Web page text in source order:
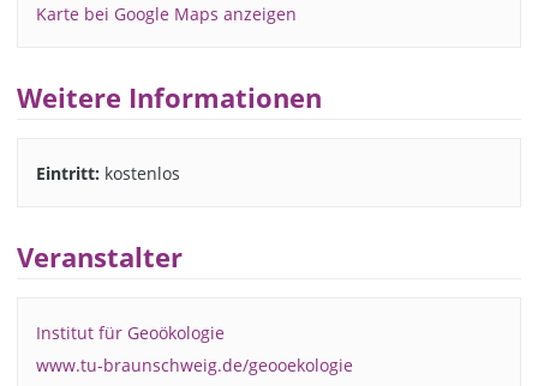
Karte bei Google Maps anzeigen
Weitere Informationen
Eintritt: kostenlos
Veranstalter
Institut für Geoökologie
www.tu-braunschweig.de/geooekologie